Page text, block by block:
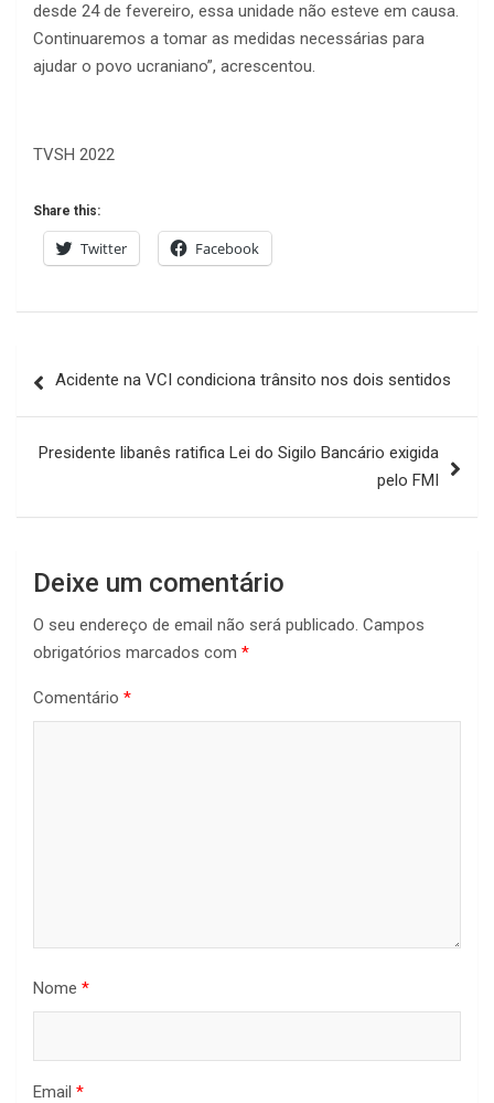
desde 24 de fevereiro, essa unidade não esteve em causa.
Continuaremos a tomar as medidas necessárias para
ajudar o povo ucraniano”, acrescentou.
TVSH 2022
Share this:
Twitter Facebook
de
Acidente na VCI condiciona trânsito nos dois sentidos
Presidente libanês ratifica Lei do Sigilo Bancário exigida
pelo FMI
Deixe um comentário
O seu endereço de email não será publicado. Campos
obrigatórios marcados com *
Comentário *
Nome *
Email *